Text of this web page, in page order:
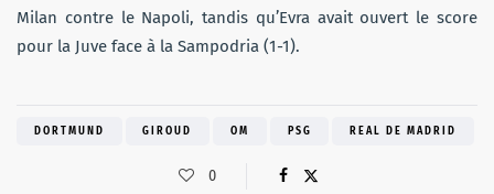
Milan contre le Napoli, tandis qu’Evra avait ouvert le score
pour la Juve face à la Sampodria (1-1).
DORTMUND GIROUD OM PSG REAL DE MADRID
0